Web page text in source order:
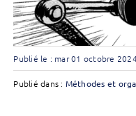
Publié le : mar 01 octobre
Publié dans : Méthodes et